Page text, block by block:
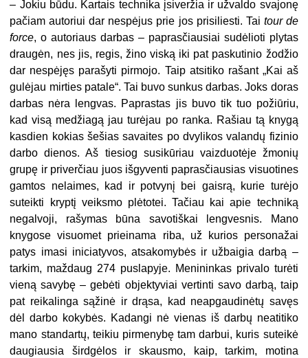
– Jokiu būdu. Kartais technika įsiveržia ir užvaldo svajonę
pačiam autoriui dar nespėjus prie jos prisiliesti. Tai tour de
force, o autoriaus darbas – paprasčiausiai sudėlioti plytas
draugėn, nes jis, regis, žino viską iki pat paskutinio žodžio
dar nespėjęs parašyti pirmojo. Taip atsitiko rašant „Kai aš
gulėjau mirties patale“. Tai buvo sunkus darbas. Joks doras
darbas nėra lengvas. Paprastas jis buvo tik tuo požiūriu,
kad visą medžiagą jau turėjau po ranka. Rašiau tą knygą
kasdien kokias šešias savaites po dvylikos valandų fizinio
darbo dienos. Aš tiesiog susikūriau vaizduotėje žmonių
grupę ir priverčiau juos išgyventi paprasčiausias visuotines
gamtos nelaimes, kad ir potvynį bei gaisrą, kurie turėjo
suteikti kryptį veiksmo plėtotei. Tačiau kai apie techniką
negalvoji, rašymas būna savotiškai lengvesnis. Mano
knygose visuomet prieinama riba, už kurios personažai
patys imasi iniciatyvos, atsakomybės ir užbaigia darbą –
tarkim, maždaug 274 puslapyje. Menininkas privalo turėti
vieną savybę – gebėti objektyviai vertinti savo darbą, taip
pat reikalinga sąžinė ir drąsa, kad neapgaudinėtų savęs
dėl darbo kokybės. Kadangi nė vienas iš darbų neatitiko
mano standartų, teikiu pirmenybę tam darbui, kuris suteikė
daugiausia širdgėlos ir skausmo, kaip, tarkim, motina